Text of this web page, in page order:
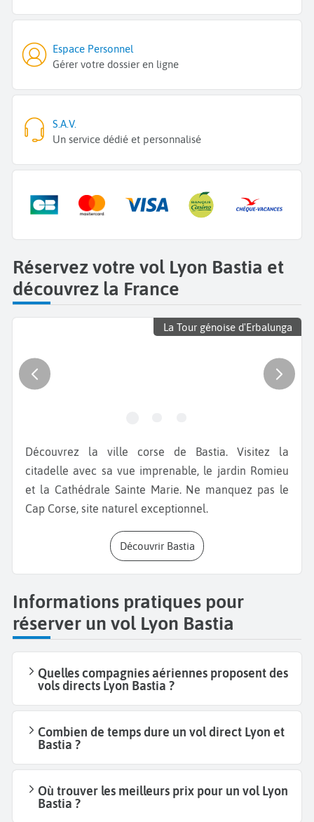
Espace Personnel
Gérer votre dossier en ligne
S.A.V.
Un service dédié et personnalisé
Réservez votre vol Lyon Bastia et
découvrez la France
La Tour génoise d'Erbalunga
Découvrez la ville corse de Bastia. Visitez la
citadelle avec sa vue imprenable, le jardin Romieu
et la Cathédrale Sainte Marie. Ne manquez pas le
Cap Corse, site naturel exceptionnel.
Découvrir Bastia
Informations pratiques pour
réserver un vol Lyon Bastia
Quelles compagnies aériennes proposent des
vols directs Lyon Bastia ?
Combien de temps dure un vol direct Lyon et
Bastia ?
Où trouver les meilleurs prix pour un vol Lyon
Bastia ?